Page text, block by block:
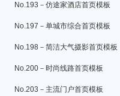
No.193－仿途家酒店首页模板
No.197－单城市综合首页模板
No.198－简洁大气摄影首页模板
No.200－时尚线路首页模板
No.203－主流门户首页模板